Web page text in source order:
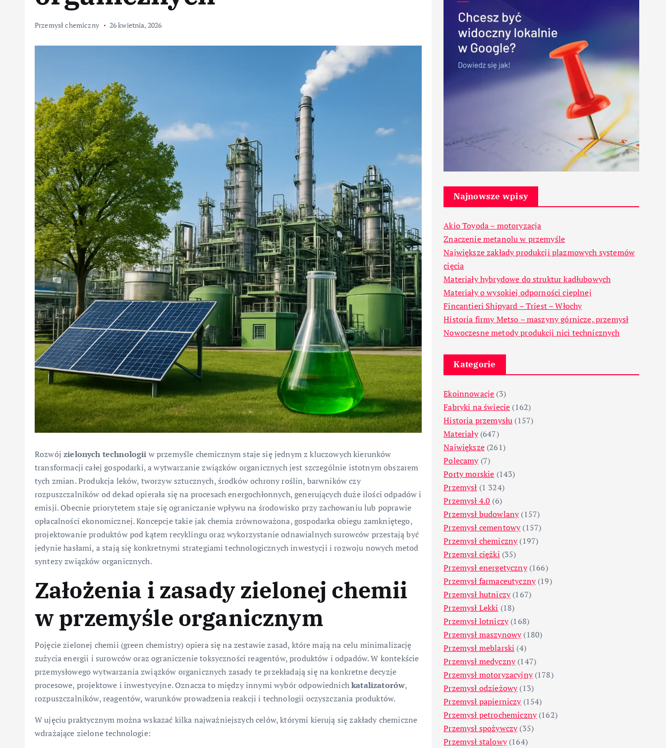
Przemysł chemiczny 26 kwietnia, 2026
Rozwójzielonych technologii w przemyśle chemicznym staje się jednym z kluczowych kierunków
transformacji całej gospodarki, a wytwarzanie związków organicznych jest szczególnie istotnym obszarem
tych zmian. Produkcja leków, tworzyw sztucznych, środków ochrony roślin, barwników czy
rozpuszczalników od dekad opierała się na procesach energochłonnych, generujących duże ilości odpadów i
emisji. Obecnie priorytetem staje się ograniczanie wpływu na środowisko przy zachowaniu lub poprawie
opłacalności ekonomicznej. Koncepcje takie jak chemia zrównoważona, gospodarka obiegu zamkniętego,
projektowanie produktów pod kątem recyklingu oraz wykorzystanie odnawialnych surowców przestają być
jedynie hasłami, a stają się konkretnymi strategiami technologicznych inwestycji i rozwoju nowych metod
syntezy związków organicznych.
Założenia i zasady zielonej chemii
w przemyśle organicznym
Pojęcie zielonej chemii (green chemistry) opiera się na zestawie zasad, które mają na celu minimalizację
zużycia energii i surowców oraz ograniczenie toksyczności reagentów, produktów i odpadów. W kontekście
przemysłowego wytwarzania związków organicznych zasady te przekładają się na konkretne decyzje
procesowe, projektowe i inwestycyjne. Oznacza to między innymi wybór odpowiednichkatalizatorów,
rozpuszczalników, reagentów, warunków prowadzenia reakcji i technologii oczyszczania produktów.
W ujęciu praktycznym można wskazać kilka najważniejszych celów, którymi kierują się zakłady chemiczne
wdrażające zielone technologie:
Najnowsze wpisy
Akio Toyoda – motoryzacja
Znaczenie metanolu w przemyśle
Największe zakłady produkcji plazmowych systemów
cięcia
Materiały hybrydowe do struktur kadłubowych
Materiały o wysokiej odporności cieplnej
Fincantieri Shipyard – Triest – Włochy
Historia firmy Metso – maszyny górnicze, przemysł
Nowoczesne metody produkcji nici technicznych
Kategorie
Ekoinnowacje (3)
Fabryki na świecie (162)
Historia przemysłu (157)
Materiały(647)
Największe(261)
Polecamy(7)
Porty morskie (143)
Przemysł (1 324)
Przemysł 4.0 (6)
Przemysł budowlany(157)
Przemysł cementowy(157)
Przemysł chemiczny(197)
Przemysł ciężki (35)
Przemysł energetyczny(166)
Przemysł farmaceutyczny(19)
Przemysł hutniczy(167)
Przemysł Lekki (18)
Przemysł lotniczy(168)
Przemysł maszynowy(180)
Przemysł meblarski (4)
Przemysł medyczny(147)
Przemysł motoryzacyjny(178)
Przemysł odzieżowy(13)
Przemysł papierniczy(154)
Przemysł petrochemiczny(162)
Przemysł spożywczy(35)
Przemysł stalowy(164)